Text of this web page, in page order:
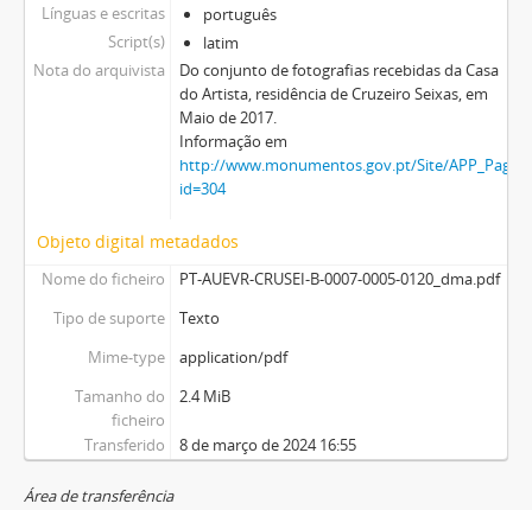
Línguas e escritas
português
Script(s)
latim
Nota do arquivista
Do conjunto de fotografias recebidas da Casa
do Artista, residência de Cruzeiro Seixas, em
Maio de 2017.
Informação em
http://www.monumentos.gov.pt/Site/
id=304
Objeto digital metadados
Nome do ficheiro
PT-AUEVR-CRUSEI-B-0007-0005-0120_dma.pdf
Tipo de suporte
Texto
Mime-type
application/pdf
Tamanho do
ficheiro
2.4 MiB
Transferido 8 de março de 2024 16:55
Área de transferência